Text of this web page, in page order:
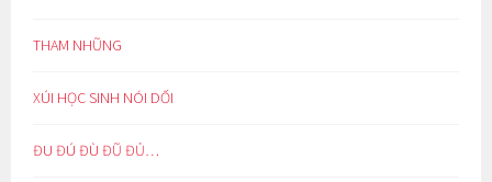
THAM NHŨNG
XÚI HỌC SINH NÓI DỐI
ĐU ĐÚ ĐÙ ĐŨ ĐỦ…